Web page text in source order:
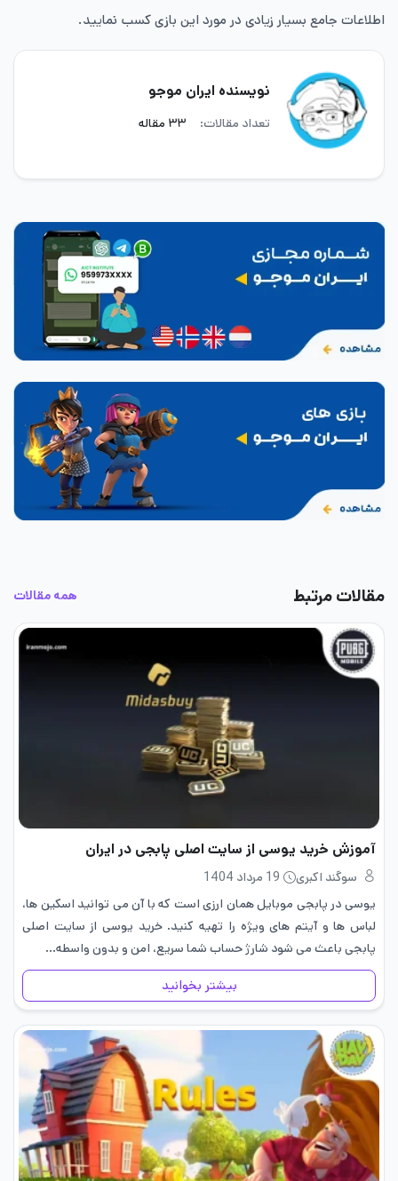
اطلاعات جامع بسیار زیادی در مورد این بازی کسب نمایید.
نویسنده ایران موجو
تعداد مقالات: ۳۳ مقاله
مقالات مرتبط همه مقالات
آموزش خرید یوسی از سایت اصلی پابجی در ایران
سوگند اکبری
19 مرداد 1404
یوسی در پابجی موبایل همان ارزی است که با آن می توانید اسکین ها،
لباس ها و آیتم های ویژه را تهیه کنید. خرید یوسی از سایت اصلی
پابجی باعث می شود شارژ حساب شما سریع، امن و بدون واسطه…
بیشتر بخوانید